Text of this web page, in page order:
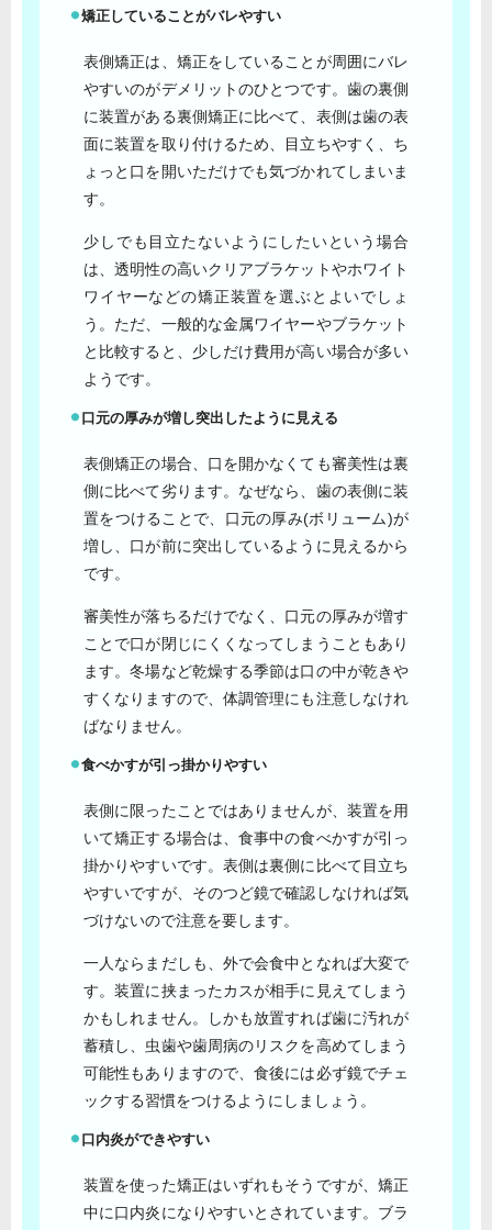
矯正していることがバレやすい
表側矯正は、矯正をしていることが周囲にバレ
やすいのがデメリットのひとつです。歯の裏側
に装置がある裏側矯正に比べて、表側は歯の表
面に装置を取り付けるため、目立ちやすく、ち
ょっと口を開いただけでも気づかれてしまいま
す。
少しでも目立たないようにしたいという場合
は、透明性の高いクリアブラケットやホワイト
ワイヤーなどの矯正装置を選ぶとよいでしょ
う。ただ、一般的な金属ワイヤーやブラケット
と比較すると、少しだけ費用が高い場合が多い
ようです。
口元の厚みが増し突出したように見える
表側矯正の場合、口を開かなくても審美性は裏
側に比べて劣ります。なぜなら、歯の表側に装
置をつけることで、口元の厚み(ボリューム)が
増し、口が前に突出しているように見えるから
です。
審美性が落ちるだけでなく、口元の厚みが増す
ことで口が閉じにくくなってしまうこともあり
ます。冬場など乾燥する季節は口の中が乾きや
すくなりますので、体調管理にも注意しなけれ
ばなりません。
食べかすが引っ掛かりやすい
表側に限ったことではありませんが、装置を用
いて矯正する場合は、食事中の食べかすが引っ
掛かりやすいです。表側は裏側に比べて目立ち
やすいですが、そのつど鏡で確認しなければ気
づけないので注意を要します。
一人ならまだしも、外で会食中となれば大変で
す。装置に挟まったカスが相手に見えてしまう
かもしれません。しかも放置すれば歯に汚れが
蓄積し、虫歯や歯周病のリスクを高めてしまう
可能性もありますので、食後には必ず鏡でチェ
ックする習慣をつけるようにしましょう。
口内炎ができやすい
装置を使った矯正はいずれもそうですが、矯正
中に口内炎になりやすいとされています。ブラ